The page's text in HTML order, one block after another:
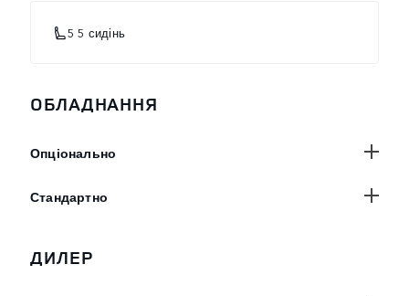
5 5 сидінь
ОБЛАДНАННЯ
Опціонально
Стандартно
ДИЛЕР